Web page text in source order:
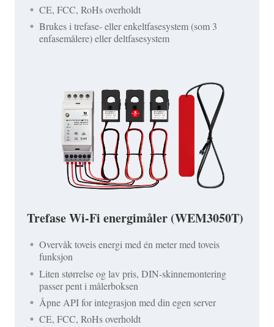
CE, FCC, RoHs overholdt
Brukes i trefase- eller enkeltfasesystem (som 3
enfasemålere) eller deltfasesystem
Trefase Wi-Fi energimåler (WEM3050T)
Overvåk toveis energi med én meter med toveis
funksjon
Liten størrelse og lav pris, DIN-skinnemontering
passer pent i målerboksen
Åpne API for integrasjon med din egen server
CE, FCC, RoHs overholdt